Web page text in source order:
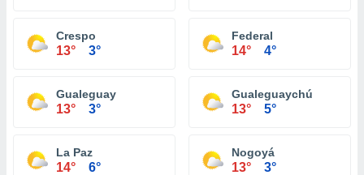
Crespo
13° 3°
Federal
14° 4°
Gualeguay
13° 3°
Gualeguaychú
13° 5°
La Paz
14° 6°
Nogoyá
13° 3°